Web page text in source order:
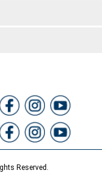
Reserved.